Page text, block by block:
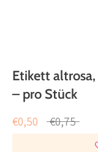
Etikett
– pro Stück
€0,50
Normaler
Preis
€0,75